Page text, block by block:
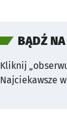
BĄDŹ
Kliknij
Najciekawsze